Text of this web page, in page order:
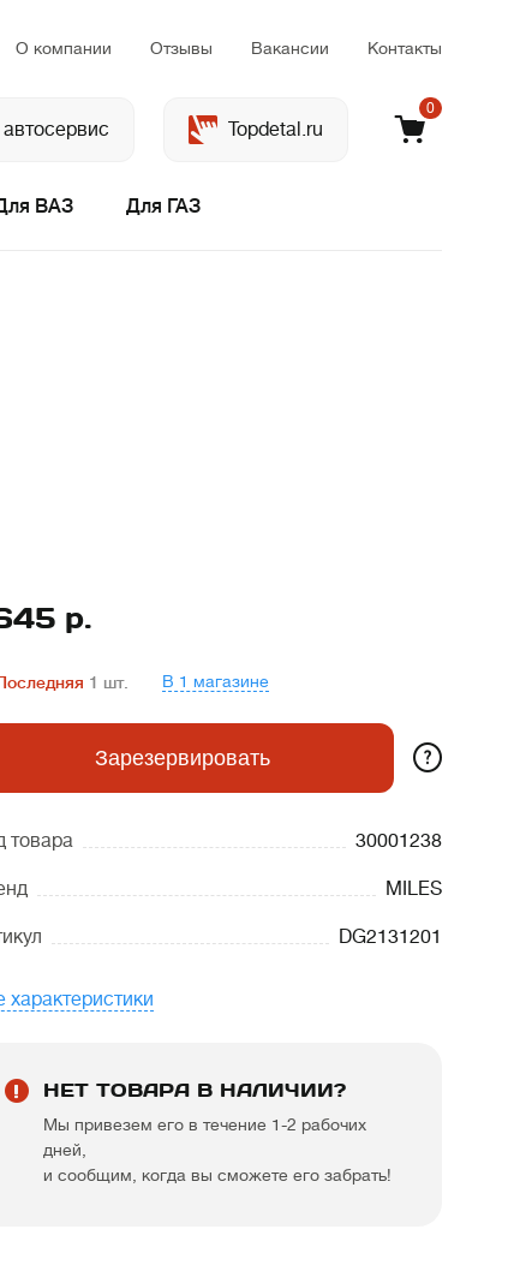
О компании Отзывы Вакансии Контакты
Topdetal.ru
0
ВАЗ Для ГАЗ
р.
1 шт. В 1 магазине
Зарезервировать ?
товара 30001238
MILES
DG2131201
характеристики
НЕТ ТОВАРА В НАЛИЧИИ?
Мы привезем его в течение 1-2 рабочих
дней,
и сообщим, когда вы сможете его забрать!